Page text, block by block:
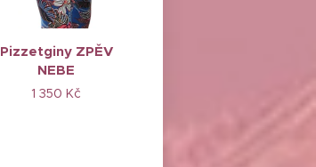
Pizzetginy ZPĚV
NEBE
1 350 Kč